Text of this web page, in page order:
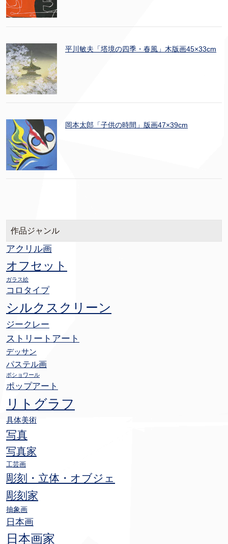
平川敏夫「塔境の四季・春風」木版画45×33cm
岡本太郎「子供の時間」版画47×39cm
作品ジャンル
アクリル画
オフセット
ガラス絵
コロタイプ
シルクスクリーン
ジークレー
ストリートアート
デッサン
パステル画
ポショワール
ポップアート
リトグラフ
具体美術
写真
写真家
工芸画
彫刻・立体・オブジェ
彫刻家
抽象画
日本画
日本画家